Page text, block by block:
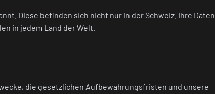
Diese befinden sich nicht nur in der Schweiz. Ihre Daten
in jedem Land der Welt.
die gesetzlichen Aufbewahrungsfristen und unsere